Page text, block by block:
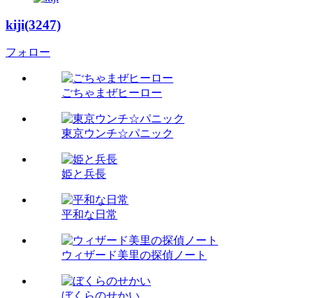
kiji(3247)
フォロー
ごちゃまぜヒーロー
東京ウンチ☆パニック
姫と兵長
平和な日常
ウィザード美里の探偵ノート